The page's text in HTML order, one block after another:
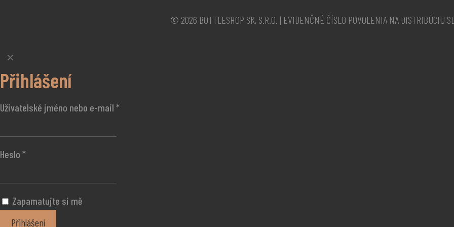
© 2026 BOTTLESHOP SK, S.R.O. | EVIDENČNÉ ČÍSLO POVOLENIA NA DISTRIBÚCIU
✕
Přihlášení
Uživatelské jméno nebo e-mail *
Heslo *
Zapamatujte si mě
Přihlášení